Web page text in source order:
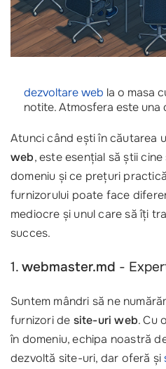
dezvoltare web la o masa
notite. Atmosfera este una
Atunci când ești în căutarea
web, este esențial să știi
domeniu și ce prețuri
furnizorului poate face
mediocre și unul care să îți
succes.
1. webmaster.md -
Suntem mândri să ne
furnizori de site-uri web. Cu
în domeniu, echipa noastră
dezvoltă site-uri, dar oferă și